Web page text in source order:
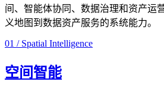
间、智能体协同、数据治理和资产运
义地图到数据资产服务的系统能力。
01 / Spatial Intelligence
空间智能